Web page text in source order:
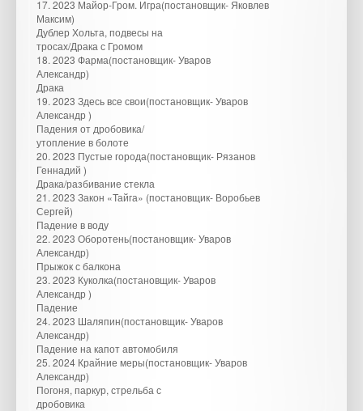
17. 2023 Майор-Гром. Игра(постановщик- Яковлев
Максим)
Дублер Хольта, подвесы на
тросах/Драка с Громом
18. 2023 Фарма(постановщик- Уваров
Александр)
Драка
19. 2023 Здесь все свои(постановщик- Уваров
Александр )
Падения от дробовика/
утопление в болоте
20. 2023 Пустые города(постановщик- Рязанов
Геннадий )
Драка/разбивание стекла
21. 2023 Закон «Тайга» (постановщик- Воробьев
Сергей)
Падение в воду
22. 2023 Оборотень(постановщик- Уваров
Александр)
Прыжок с балкона
23. 2023 Куколка(постановщик- Уваров
Александр )
Падение
24. 2023 Шаляпин(постановщик- Уваров
Александр)
Падение на капот автомобиля
25. 2024 Крайние меры(постановщик- Уваров
Александр)
Погоня, паркур, стрельба с
дробовика